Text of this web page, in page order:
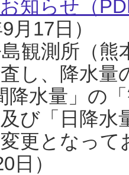
お知らせ（
月17日）
観測所（熊
し、降水
降水量」の
び「日降
更となっ
日）